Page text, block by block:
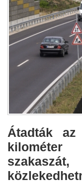
Átadták
kilométer